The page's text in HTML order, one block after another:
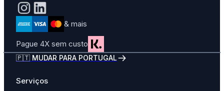
& mais
Pague 4X sem custo
🇵🇹 MUDAR PARA PORTUGAL
Serviços